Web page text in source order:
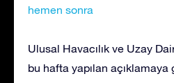
hemen sonra
Ulusal Havacılık ve Uzay
bu hafta yapılan açıklamaya